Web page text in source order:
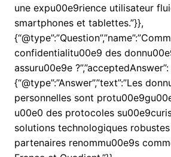
une expu00e9rience utilisateur
smartphones et tablettes.”}},
confidentialitu00e9 des
assuru00e9e ?”,”acceptedAnswer”:
{“@type”:”Answer”,”text”:”Les
personnelles sont
u00e0 des protocoles
solutions technologiques
partenaires renommu00e9s